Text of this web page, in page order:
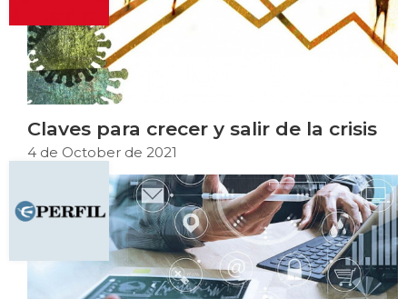
Claves para crecer y salir de la crisis
4 de October de 2021